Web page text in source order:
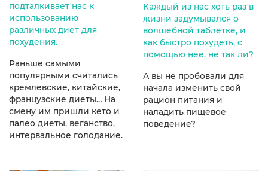
подталкивает нас к
использованию
различных диет для
похудения.
Раньше самыми
популярными считались
кремлевские, китайские,
французские диеты… На
смену им пришли кето и
палео диеты, веганство,
интервальное голодание.
Каждый из нас хоть раз в
жизни задумывался о
волшебной таблетке, и
как быстро похудеть, с
помощью нее, не так ли?
А вы не пробовали для
начала изменить свой
рацион питания и
наладить пищевое
поведение?